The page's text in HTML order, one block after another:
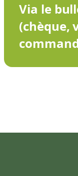
Via le
(chèque,